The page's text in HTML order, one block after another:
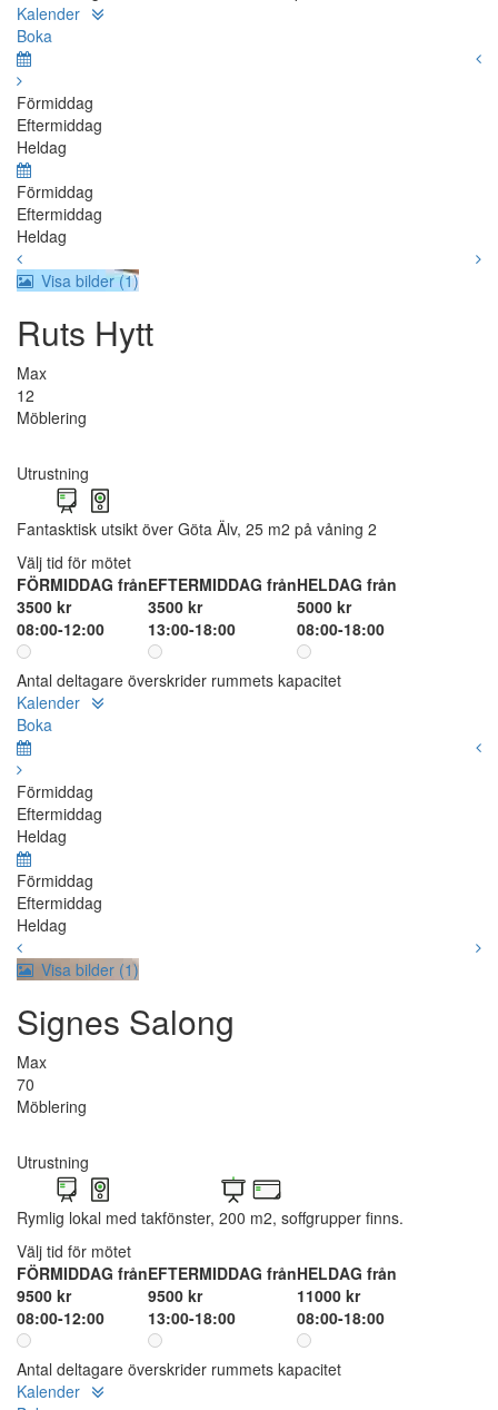
Kalender
Boka
Förmiddag
Eftermiddag
Heldag
Förmiddag
Eftermiddag
Heldag
Visa bilder (1)
Ruts Hytt
Max
12
Möblering
Utrustning
Fantasktisk utsikt över Göta Älv, 25 m2 på våning 2
Välj tid för mötet
FÖRMIDDAG från
3500 kr
08:00-12:00
EFTERMIDDAG från
3500 kr
13:00-18:00
HELDAG från
5000 kr
08:00-18:00
Antal deltagare överskrider rummets kapacitet
Kalender
Boka
Förmiddag
Eftermiddag
Heldag
Förmiddag
Eftermiddag
Heldag
Visa bilder (1)
Signes Salong
Max
70
Möblering
Utrustning
Rymlig lokal med takfönster, 200 m2, soffgrupper finns.
Välj tid för mötet
FÖRMIDDAG från
9500 kr
08:00-12:00
EFTERMIDDAG från
9500 kr
13:00-18:00
HELDAG från
11000 kr
08:00-18:00
Antal deltagare överskrider rummets kapacitet
Kalender